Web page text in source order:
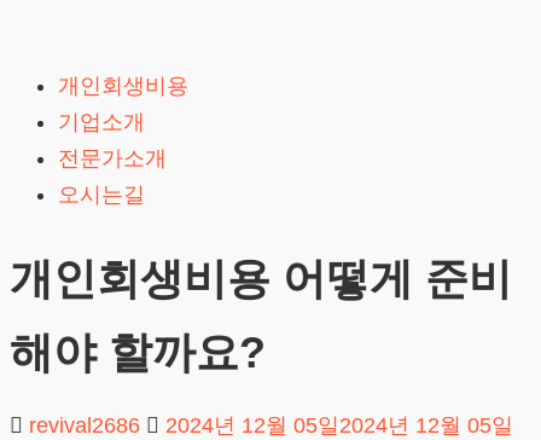
content
개인회생비용
기업소개
전문가소개
오시는길
개인회생비용 어떻게 준비
해야 할까요?
revival2686 2024년 12월 05일 2024년 12월 05일